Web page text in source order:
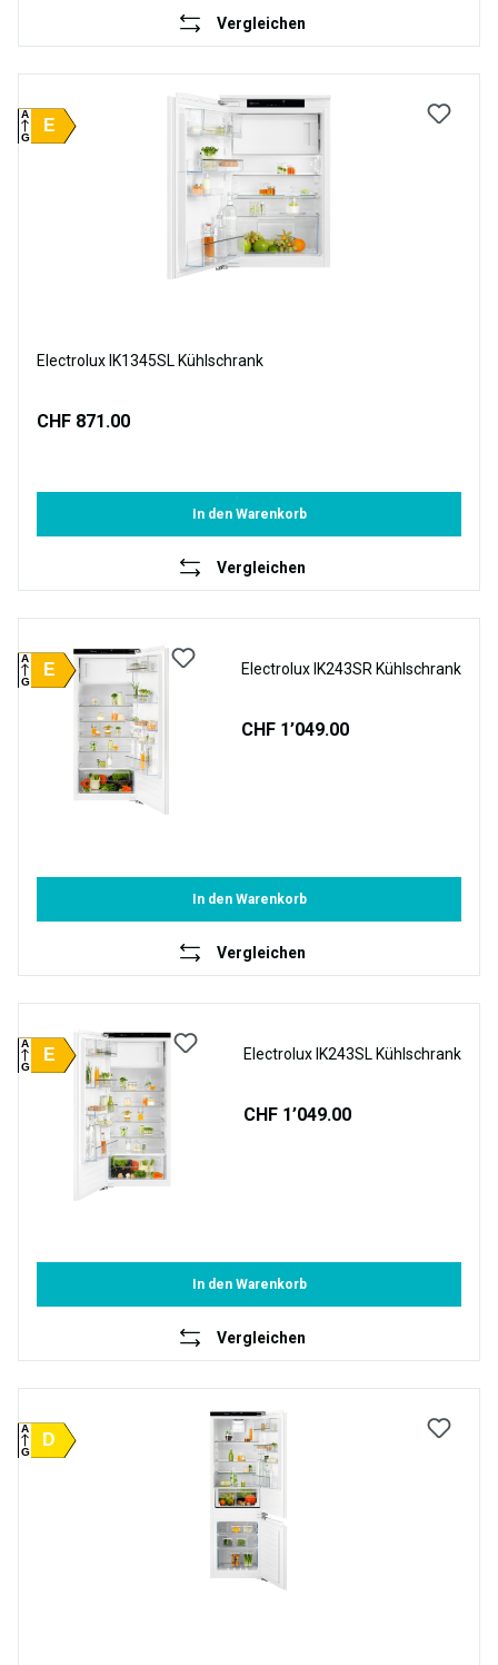
Vergleichen
E
A
G
Electrolux IK1345SL Kühlschrank
CHF 871.00
In den Warenkorb
Vergleichen
E
A
G
Electrolux IK243SR Kühlschrank
CHF 1’049.00
In den Warenkorb
Vergleichen
E
A
G
Electrolux IK243SL Kühlschrank
CHF 1’049.00
In den Warenkorb
Vergleichen
D
A
G